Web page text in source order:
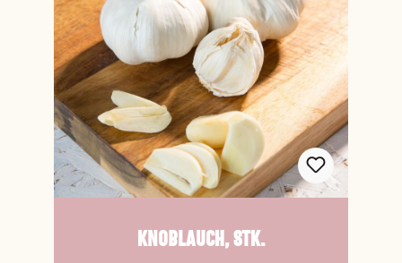
Knoblauch, Stk.